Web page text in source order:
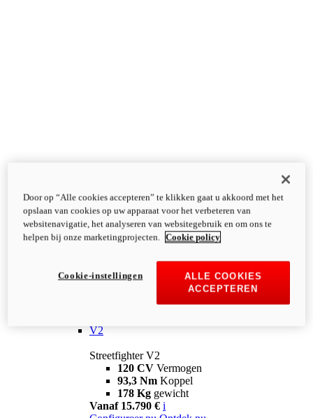
V2
Streetfighter V2
120 CV Vermogen
93,3 Nm Koppel
178 Kg gewicht
Vanaf 15.790 € i
Door op “Alle cookies accepteren” te klikken gaat u akkoord met het
opslaan van cookies op uw apparaat voor het verbeteren van
websitenavigatie, het analyseren van websitegebruik en om ons te
helpen bij onze marketingprojecten.
Cookie policy
ALLE COOKIES
ACCEPTEREN
Cookie-instellingen